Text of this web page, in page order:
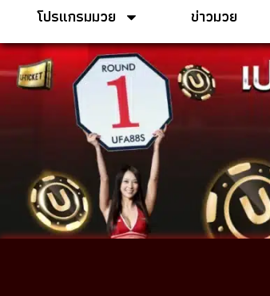
โปรแกรมมวย ข่าวมวย